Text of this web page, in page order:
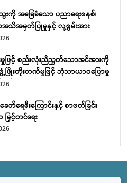
ကို အခြေခံသော ပညာရေးစနစ်၊
သိအမှတ်ပြုမှုနှင့် လူ့စွမ်းအား
ဖွံ့ဖြိုးတိုးတက်ရေး အပိုင်း (၁)
းမှုဖြင့် စည်းလုံးညီညွတ်သောအင်အားကို
ဖွံ့ဖြိုးတိုးတက်မှုဖြင့် ဘုံသာယာဝပြောမှု
ည်
တ်ရေစီးကြောင်းနှင့် စာဖတ်ခြင်း
ြှင့်တင်ရေး